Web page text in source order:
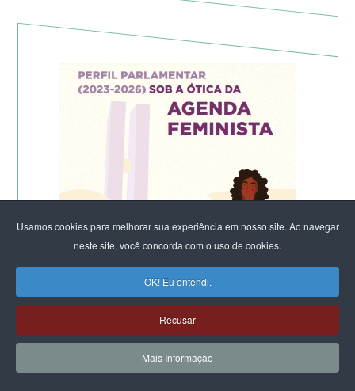
Usamos cookies para melhorar sua experiência em nosso site. Ao navegar
neste site, você concorda com o uso de cookies.
OK! Eu entendi.
Recusar
Mais Informação